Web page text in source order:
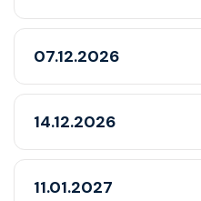
07.12.2026
14.12.2026
11.01.2027